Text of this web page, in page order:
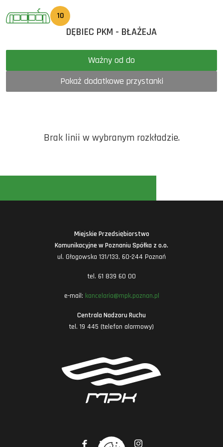
10
DĘBIEC PKM - BŁAŻEJA
Ważny od do
Pokaż dodatkowe przystanki
Brak linii w wybranym rozkładzie.
Miejskie Przedsiębiorstwo
Komunikacyjne w Poznaniu Spółka z o.o.
ul. Głogowska 131/133, 60-244 Poznań
tel. 61 839 60 00
e-mail: kancelaria@mpk.poznan.pl
Centrala Nadzoru Ruchu
tel. 19 445 (telefon alarmowy)